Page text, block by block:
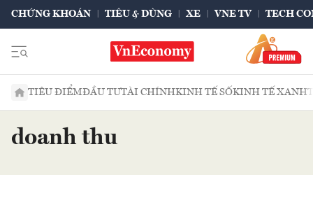
CHỨNG KHOÁN TIÊU & DÙNG XE VNE TV TECH
TIÊU ĐIỂMĐẦU TƯTÀI CHÍNHKINH TẾ SỐKINH TẾ XANH
doanh thu